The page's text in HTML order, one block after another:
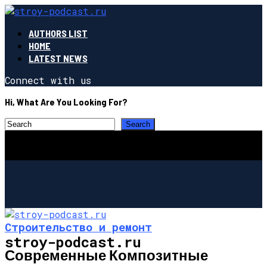
AUTHORS LIST
HOME
LATEST NEWS
Connect with us
Hi, What Are You Looking For?
stroy-podcast.ru
Строительство и ремонт
Современные Композитные